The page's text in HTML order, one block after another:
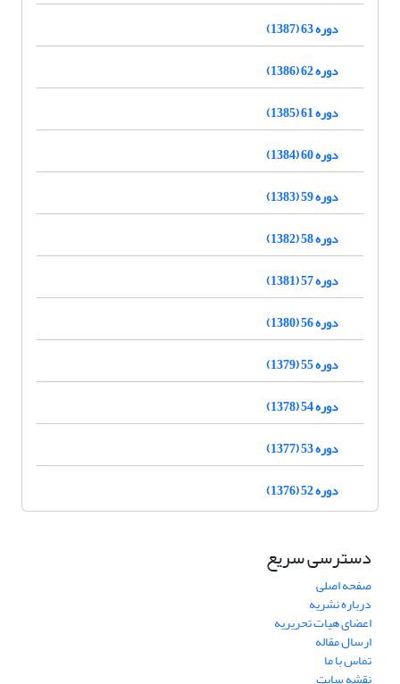
دوره 63 (1387)
دوره 62 (1386)
دوره 61 (1385)
دوره 60 (1384)
دوره 59 (1383)
دوره 58 (1382)
دوره 57 (1381)
دوره 56 (1380)
دوره 55 (1379)
دوره 54 (1378)
دوره 53 (1377)
دوره 52 (1376)
دسترسی سریع
صفحه اصلی
درباره نشریه
اعضای هیات تحریریه
ارسال مقاله
تماس با ما
نقشه سایت